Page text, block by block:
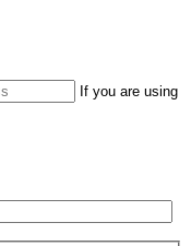
If you are using